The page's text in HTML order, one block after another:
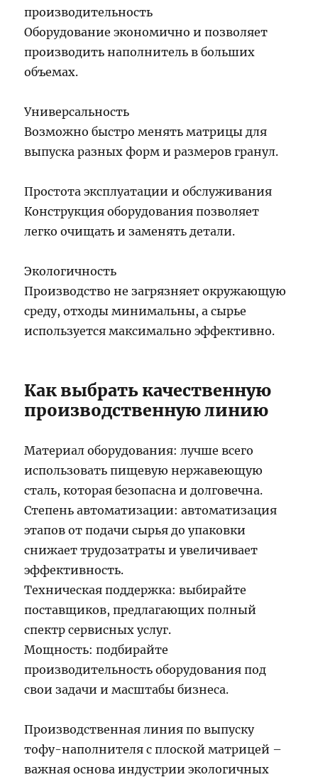
производительность
Оборудование экономично и позволяет
производить наполнитель в больших
объемах.
Универсальность
Возможно быстро менять матрицы для
выпуска разных форм и размеров гранул.
Простота эксплуатации и обслуживания
Конструкция оборудования позволяет
легко очищать и заменять детали.
Экологичность
Производство не загрязняет окружающую
среду, отходы минимальны, а сырье
используется максимально эффективно.
Как выбрать качественную
производственную линию
Материал оборудования: лучше всего
использовать пищевую нержавеющую
сталь, которая безопасна и долговечна.
Степень автоматизации: автоматизация
этапов от подачи сырья до упаковки
снижает трудозатраты и увеличивает
эффективность.
Техническая поддержка: выбирайте
поставщиков, предлагающих полный
спектр сервисных услуг.
Мощность: подбирайте
производительность оборудования под
свои задачи и масштабы бизнеса.
Производственная линия по выпуску
тофу-наполнителя с плоской матрицей –
важная основа индустрии экологичных